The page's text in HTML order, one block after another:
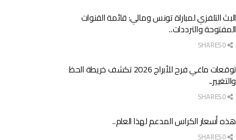
البث التلفزي لمباراة تونس ومالي: قائمة القنوات
المفتوحة والترددات..
توقعات ماغي فرح للأبراج 2026 تكشف خريطة الحظ
والتغيير..
هذه أسعار الكراس المدعم لهذا العام..